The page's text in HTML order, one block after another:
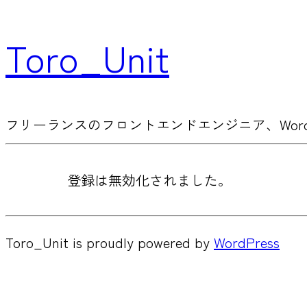
Toro_Unit
フリーランスのフロントエンドエンジニア、
登録は無効化されました。
Toro_Unit is proudly powered by WordPress